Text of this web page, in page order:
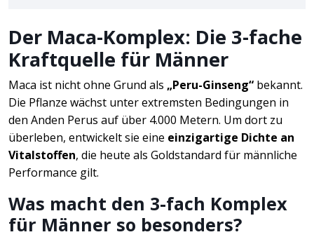
Der Maca-Komplex: Die 3-fache
Kraftquelle für Männer
Maca ist nicht ohne Grund als „Peru-Ginseng“ bekannt.
Die Pflanze wächst unter extremsten Bedingungen in
den Anden Perus auf über 4.000 Metern. Um dort zu
überleben, entwickelt sie eine einzigartige Dichte an
Vitalstoffen, die heute als Goldstandard für männliche
Performance gilt.
Was macht den 3-fach Komplex
für Männer so besonders?